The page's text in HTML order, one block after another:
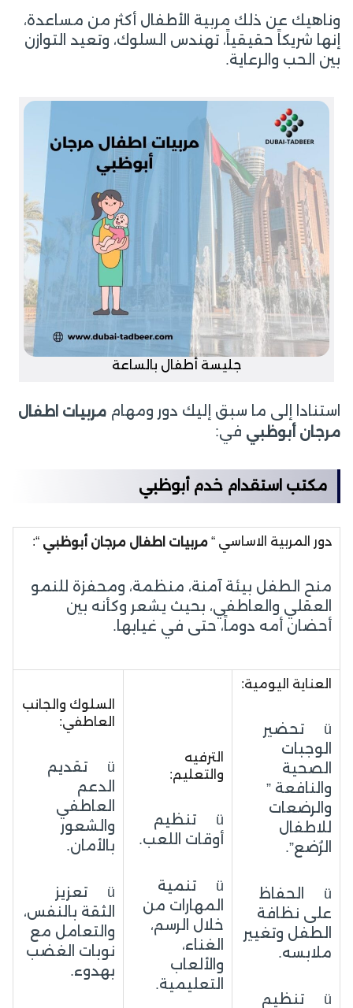
وناهيك عن ذلك مربية الأطفال أكثر من مساعدة،
إنها شريكاً حقيقياً، تهندس السلوك، وتعيد التوازن
بين الحب والرعاية.
جليسة أطفال بالساعة
استنادا إلى ما سبق إليك دور ومهام مربيات اطفال
مرجان أبوظبي في:
مكتب استقدام خدم أبوظبي
دور المربية الاساسي “مربيات اطفال مرجان أبوظبي “:
منح الطفل بيئة آمنة، منظمة، ومحفزة للنمو
العقلي والعاطفي، بحيث يشعر وكأنه بين
أحضان أمه دوماً، حتى في غيابها.
العناية اليومية:
ü تحضير
الوجبات
الصحية
والنافعة ”
والرضعات
للاطفال
الرُضع”.
ü الحفاظ
على نظافة
الطفل وتغيير
ملابسه.
ü تنظيم
الترفيه
والتعليم:
ü تنظيم
أوقات اللعب.
ü تنمية
المهارات من
خلال الرسم،
الغناء،
والألعاب
التعليمية.
السلوك والجانب
العاطفي:
ü تقديم
الدعم
العاطفي
والشعور
بالأمان.
ü تعزيز
الثقة بالنفس،
والتعامل مع
نوبات الغضب
بهدوء.